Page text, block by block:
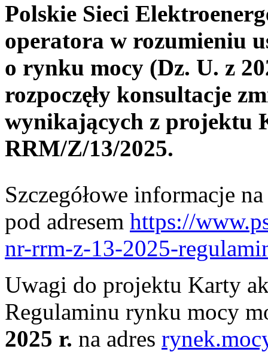
Polskie Sieci
operatora w rozumieniu
o rynku mocy (Dz. U. z
rozpoczęły konsultacje
wynikających z projektu
RRM/Z/13/2025.
Szczegółowe informacje
pod adresem https://
nr-rrm-z-13-2025-
Uwagi do projektu Karty
Regulaminu rynku mocy
2025 r. na adres